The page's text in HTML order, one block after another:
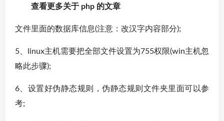
查看更多关于 php 的文章
文件里面的数据库信息(注意：改汉字内容部分);
5、linux主机需要把全部文件设置为755权限(win主机忽
略此步骤);
6、设置好伪静态规则，伪静态规则文件夹里面可以参
考;